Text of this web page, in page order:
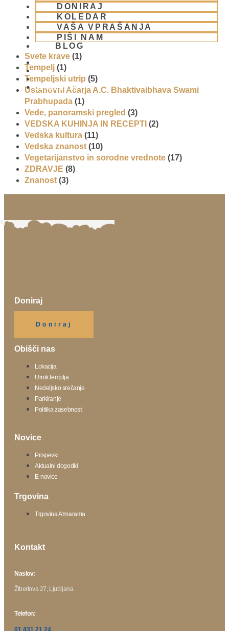
DONIRAJ
KOLEDAR
VAŠA VPRAŠANJA
PIŠI NAM
BLOG
01 431 21 24
Splošni pogoji uporabe(1)
Šrila Prabhupada(5)
Svet(4)
Svet Bhakti(5)
Svete krave (1)
Tempelj (1)
Tempeljski utrip (5)
Ustanovni Ačarja A.C. Bhaktivaibhava Swami
Prabhupada (1)
Vede, panoramski pregled (3)
VEDSKA KUHINJA IN RECEPTI (2)
Vedska kultura (11)
Vedska znanost (10)
Vegetarijanstvo in sorodne vrednote (17)
ZDRAVJE (8)
Znanost (3)
Doniraj
Doniraj
Obišči nas
Lokacija
Urnik templja
Nedeljsko srečanje
Parkiranje
Politika zasebnosti
Novice
Prispevki
Aktualni dogodki
E-novice
Trgovina
Trgovina Atmarama
Kontakt
Naslov:
Žibertova 27, Ljubljana
Telefon: